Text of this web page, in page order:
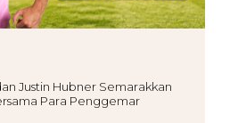
Justin Hubner Semarakkan
Para Penggemar